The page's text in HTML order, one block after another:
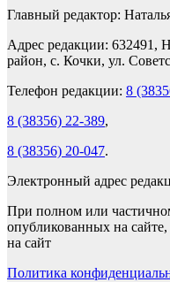
Главный редактор:
Адрес редакции: 632491,
район, с. Кочки, ул.
Телефон редакции: 8
8 (38356) 22-389,
8 (38356) 20-047.
Электронный адрес
При полном или
опубликованных на сайте,
на сайт
Политика